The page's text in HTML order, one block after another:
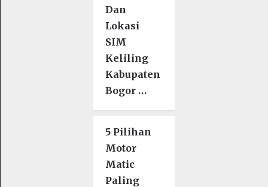
Dan
Lokasi
SIM
Keliling
Kabupaten
Bogor …
5 Pilihan
Motor
Matic
Paling